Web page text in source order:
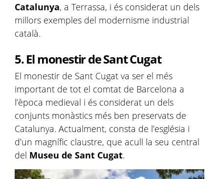
Catalunya, a Terrassa, i és considerat un dels
millors exemples del modernisme industrial
català.
5. El monestir de Sant Cugat
El monestir de Sant Cugat va ser el més
important de tot el comtat de Barcelona a
l’època medieval i és considerat un dels
conjunts monàstics més ben preservats de
Catalunya. Actualment, consta de l’església i
d’un magnífic claustre, que acull la seu central
del Museu de Sant Cugat.